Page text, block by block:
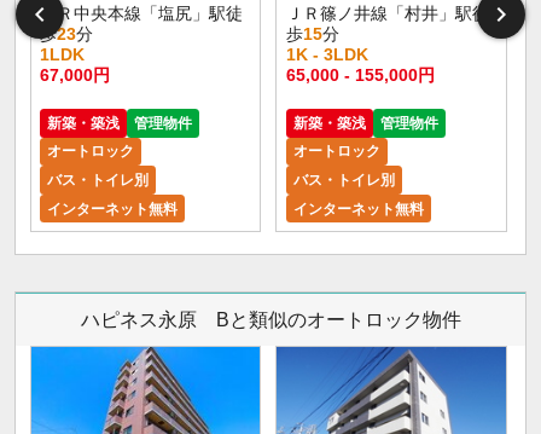
ＪＲ中央本線「塩尻」駅徒
歩23分
1LDK
67,000円
新築・築浅
管理物件
オートロック
バス・トイレ別
インターネット無料
ＪＲ篠ノ井線「村井」駅徒
歩15分
1K - 3LDK
65,000 - 155,000円
新築・築浅
管理物件
オートロック
バス・トイレ別
インターネット無料
ハピネス永原 Bと類似のオートロック物件